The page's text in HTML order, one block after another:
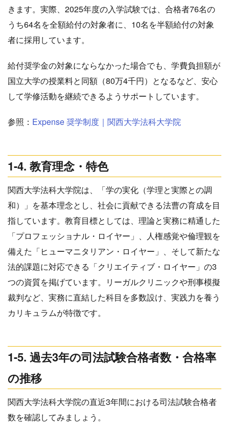
きます。実際、2025年度の入学試験では、合格者76名の
うち64名を全額給付の対象者に、10名を半額給付の対象
者に採用しています。
給付奨学金の対象にならなかった場合でも、学費負担額が
国立大学の授業料と同額（80万4千円）となるなど、安心
して学修活動を継続できるようサポートしています。
参照： Expense 奨学制度｜関西大学法科大学院
1-4. 教育理念・特色
関西大学法科大学院は、「学の実化（学理と実際との調
和）」を基本理念とし、社会に貢献できる法曹の育成を目
指しています。教育目標としては、理論と実務に精通した
「プロフェッショナル・ロイヤー」、人権感覚や倫理観を
備えた「ヒューマニタリアン・ロイヤー」、そして新たな
法的課題に対応できる「クリエイティブ・ロイヤー」の3
つの資質を掲げています。リーガルクリニックや刑事模擬
裁判など、実務に直結した科目を多数設け、実践力を養う
カリキュラムが特徴です。
1-5. 過去3年の司法試験合格者数・合格率
の推移
関西大学法科大学院の直近3年間における司法試験合格者
数を確認してみましょう。